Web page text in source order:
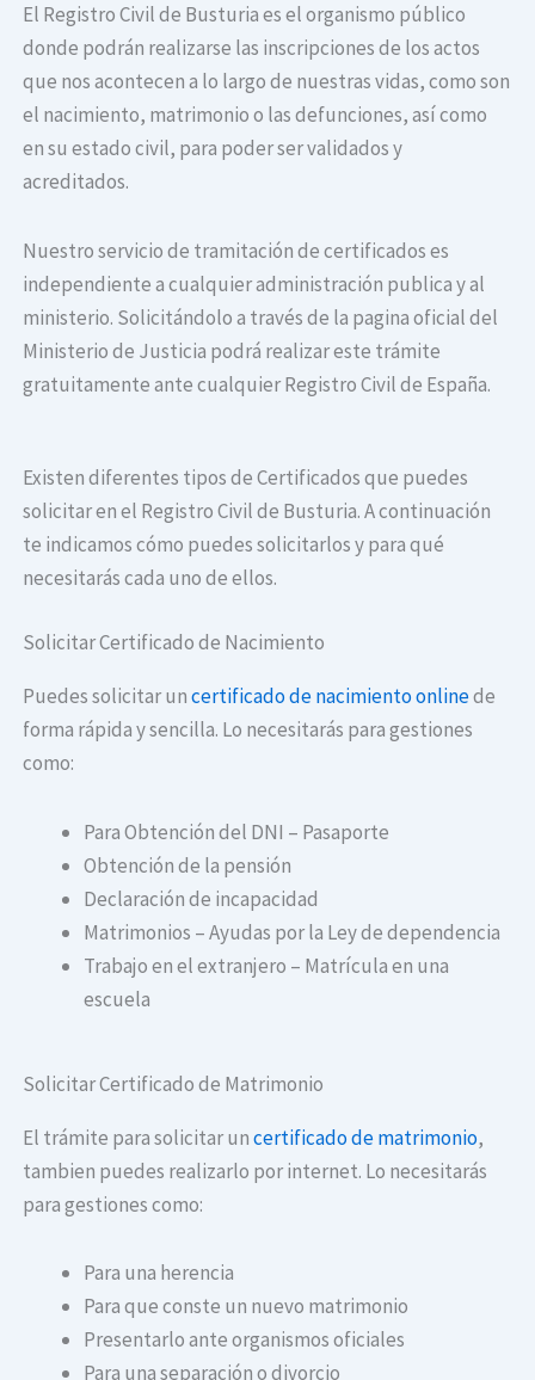
El Registro Civil de Busturia es el organismo público
donde podrán realizarse las inscripciones de los actos
que nos acontecen a lo largo de nuestras vidas, como son
el nacimiento, matrimonio o las defunciones, así como
en su estado civil, para poder ser validados y
acreditados.
Nuestro servicio de tramitación de certificados es
independiente a cualquier administración publica y al
ministerio. Solicitándolo a través de la pagina oficial del
Ministerio de Justicia podrá realizar este trámite
gratuitamente ante cualquier Registro Civil de España.
Existen diferentes tipos de Certificados que puedes
solicitar en el Registro Civil de Busturia. A continuación
te indicamos cómo puedes solicitarlos y para qué
necesitarás cada uno de ellos.
Solicitar Certificado de Nacimiento
Puedes solicitar uncertificado de nacimiento onlinede
forma rápida y sencilla. Lo necesitarás para gestiones
como:
Para Obtención del DNI – Pasaporte
Obtención de la pensión
Declaración de incapacidad
Matrimonios – Ayudas por la Ley de dependencia
Trabajo en el extranjero – Matrícula en una
escuela
Solicitar Certificado de Matrimonio
El trámite para solicitar uncertificado de matrimonio,
tambien puedes realizarlo por internet. Lo necesitarás
para gestiones como:
Para una herencia
Para que conste un nuevo matrimonio
Presentarlo ante organismos oficiales
Para una separación o divorcio